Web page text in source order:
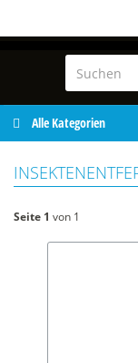
Alle Kategorien
Seite 1 von 1